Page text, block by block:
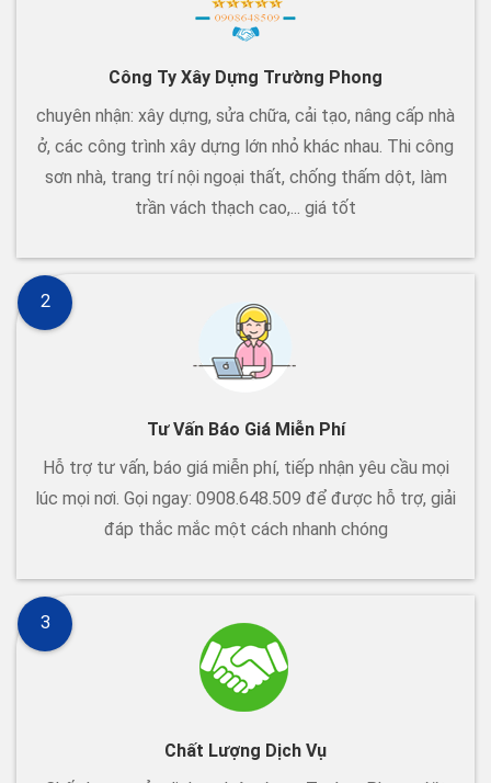
Công Ty Xây Dựng Trường Phong
chuyên nhận: xây dựng, sửa chữa, cải tạo, nâng cấp nhà
ở, các công trình xây dựng lớn nhỏ khác nhau. Thi công
sơn nhà, trang trí nội ngoại thất, chống thấm dột, làm
trần vách thạch cao,... giá tốt
Tư Vấn Báo Giá Miễn Phí
Hỗ trợ tư vấn, báo giá miễn phí, tiếp nhận yêu cầu mọi
lúc mọi nơi. Gọi ngay: 0908.648.509 để được hỗ trợ, giải
đáp thắc mắc một cách nhanh chóng
2
Chất Lượng Dịch Vụ
3